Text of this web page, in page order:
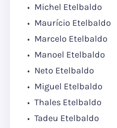
Michel Etelbaldo
Maurício Etelbaldo
Marcelo Etelbaldo
Manoel Etelbaldo
Neto Etelbaldo
Miguel Etelbaldo
Thales Etelbaldo
Tadeu Etelbaldo